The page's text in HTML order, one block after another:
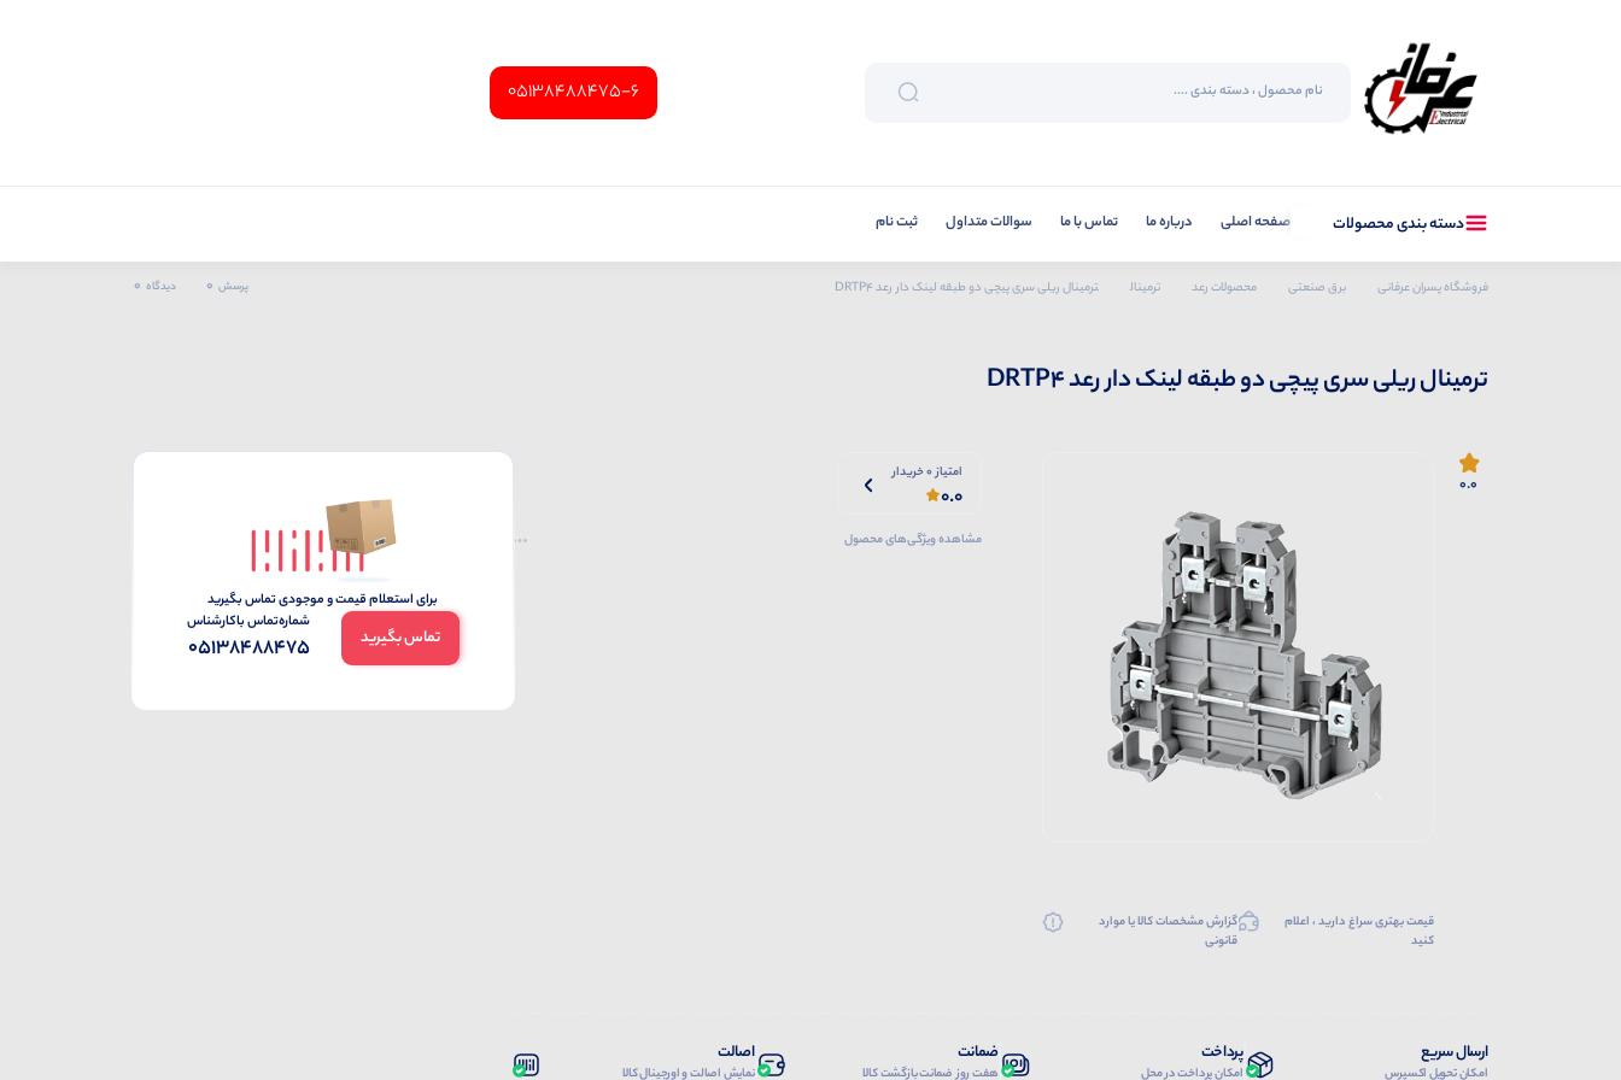
05138488475-6
دسته بندی محصولات صفحه اصلی درباره ما تماس با ما سوالات متداول ثبت نام
فروشگاه پسران عرفانی برق صنعتی محصولات رعد ترمینال ترمینال ریلی سری پیچی دو طبقه لینک دار رعد DRTP4 پرسش 0 دیدگاه 0
ترمینال ریلی سری پیچی دو طبقه لینک دار رعد DRTP4
0.0
قیمت بهتری سراغ دارید ، اعلام
کنید
گزارش مشخصات کالا یا موارد
قانونی
امتیاز 0 خریدار
0.0
مشاهده ویژگی‌های محصول
ارسال سریع
امکان تحویل اکسپرس
پرداخت
امکان پرداخت در محل
ضمانت
هفت روز ضمانت بازگشت کالا
اصالت
نمایش اصالت و اورجینال کالا
برای استعلام قیمت و موجودی تماس بگیرید
تماس بگیرید
شماره‌تماس‌ با‌کارشناس
05138488475